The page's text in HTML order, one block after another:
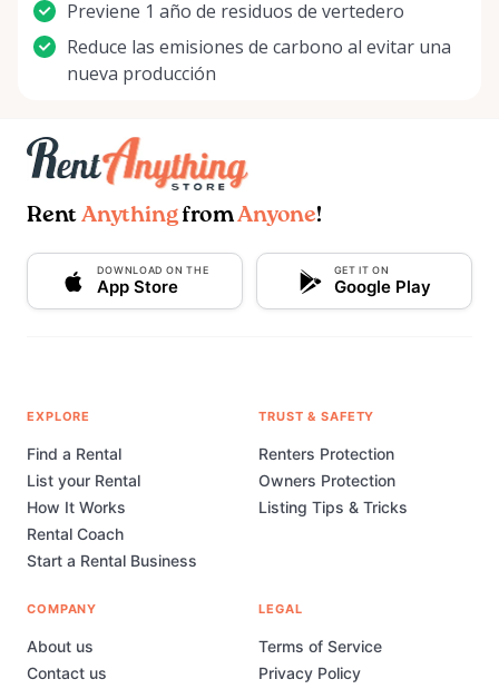
Previene 1 año de residuos de vertedero
Reduce las emisiones de carbono al evitar una
nueva producción
Rent AnythingfromAnyone!
DOWNLOAD ON THE
App Store
GET IT ON
Google Play
EXPLORE
Find a Rental
List your Rental
How It Works
Rental Coach
Start a Rental Business
TRUST & SAFETY
Renters Protection
Owners Protection
Listing Tips & Tricks
COMPANY
About us
Contact us
LEGAL
Terms of Service
Privacy Policy